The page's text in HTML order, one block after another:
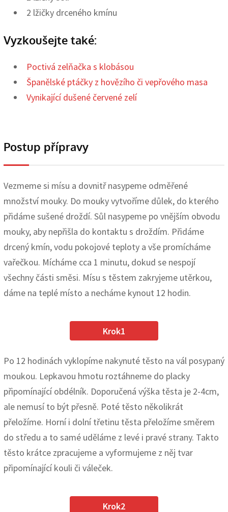
2 lžičky drceného kmínu
Vyzkoušejte také:
Poctivá zelňačka s klobásou
Španělské ptáčky z hovězího či vepřového masa
Vynikající dušené červené zelí
Postup přípravy
Vezmeme si mísu a dovnitř nasypeme odměřené
množství mouky. Do mouky vytvoříme důlek, do kterého
přidáme sušené droždí. Sůl nasypeme po vnějším obvodu
mouky, aby nepřišla do kontaktu s droždím. Přidáme
drcený kmín, vodu pokojové teploty a vše promícháme
vařečkou. Mícháme cca 1 minutu, dokud se nespojí
všechny části směsi. Mísu s těstem zakryjeme utěrkou,
dáme na teplé místo a necháme kynout 12 hodin.
Krok1
Po 12 hodinách vyklopíme nakynuté těsto na vál posypaný
moukou. Lepkavou hmotu roztáhneme do placky
připomínající obdélník. Doporučená výška těsta je 2-4cm,
ale nemusí to být přesně. Poté těsto několikrát
přeložíme. Horní i dolní třetinu těsta přeložíme směrem
do středu a to samé uděláme z levé i pravé strany. Takto
těsto krátce zpracujeme a vyformujeme z něj tvar
připomínající kouli či váleček.
Krok2